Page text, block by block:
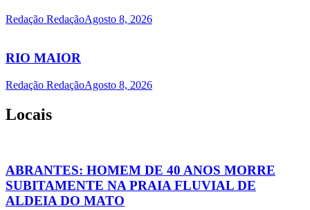
Redação RedaçãoAgosto 8, 2026
RIO MAIOR
Redação RedaçãoAgosto 8, 2026
Locais
ABRANTES: HOMEM DE 40 ANOS MORRE
SUBITAMENTE NA PRAIA FLUVIAL DE
ALDEIA DO MATO